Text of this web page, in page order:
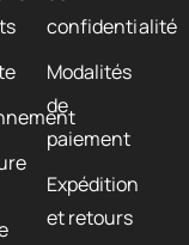
confidentialité
Modalités
de
paiement
Expédition
et retours